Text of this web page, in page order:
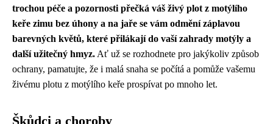
trochou péče a pozornosti přečká váš živý plot z motýlího
keře zimu bez úhony a na jaře se vám odmění záplavou
barevných květů, které přilákají do vaší zahrady motýly a
další užitečný hmyz. Ať už se rozhodnete pro jakýkoliv způsob
ochrany, pamatujte, že i malá snaha se počítá a pomůže vašemu
živému plotu z motýlího keře prospívat po mnoho let.
Škůdci a choroby